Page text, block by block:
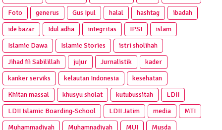
Foto
generus Gus Ipul halal hashtag
ibadah
ide bazar
Idul adha integritas IPSI
islam
Islamic Dawa
Islamic Stories
istri sholihah
Jihad fii Sabilillah
jujur Jurnalistik
kader
kanker serviks
kelautan Indonesia
kesehatan
Khitan massal
khusyu sholat kutubussitah
LDII
LDII Islamic Boarding-School
LDII Jatim media
MTI
Muhammadiyah
Muhamnadiyah MUI Musda